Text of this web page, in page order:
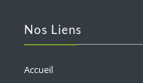
Nos Liens
Accueil